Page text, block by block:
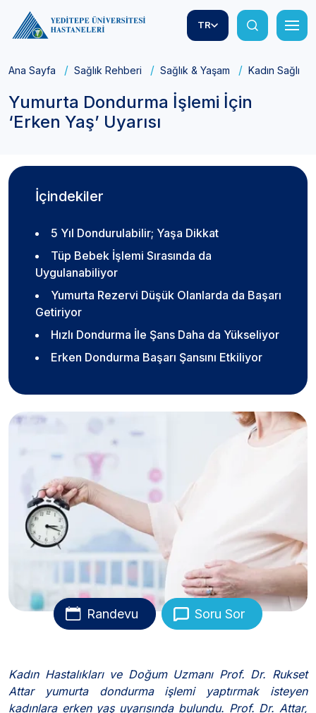
TR
Ana Sayfa Sağlık Rehberi Sağlık & Yaşam Kadın Sağlığı
Yumurta Dondurma İşlemi İçin
‘Erken Yaş’ Uyarısı
İçindekiler
5 Yıl Dondurulabilir; Yaşa Dikkat
Tüp Bebek İşlemi Sırasında da
Uygulanabiliyor
Yumurta Rezervi Düşük Olanlarda da Başarı
Getiriyor
Hızlı Dondurma İle Şans Daha da Yükseliyor
Erken Dondurma Başarı Şansını Etkiliyor
Randevu Soru Sor
Kadın Hastalıkları ve Doğum Uzmanı Prof. Dr. Rukset
Attar yumurta dondurma işlemi yaptırmak isteyen
kadınlara erken yaş uyarısında bulundu. Prof. Dr. Attar,